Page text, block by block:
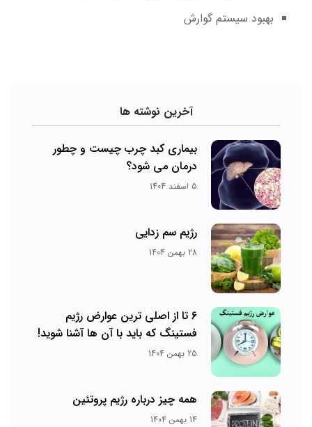
بهبود سیستم گوارش
آخرین نوشته ها
بیماری کبد چرب چیست و چطور
درمان می‌ شود؟
5 اسفند 1404
رژیم سم زدایی
28 بهمن 1404
6 تا از اصلی ترین عوارض رژیم
فستینگ که باید با آن ها آشنا شوید!
25 بهمن 1404
همه چیز درباره رژیم پروتئین
14 بهمن 1404